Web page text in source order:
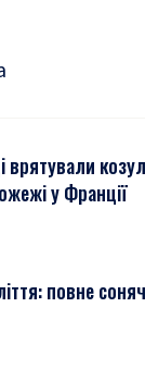
врятували
у Франції
повне